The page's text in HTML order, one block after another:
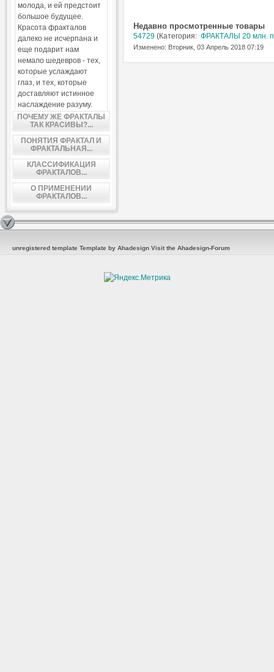
молода, и ей предстоит
большое будущее.
Красота фракталов
далеко не исчерпана и
еще подарит нам
немало шедевров - тех,
которые услаждают
глаз, и тех, которые
доставляют истинное
наслаждение разуму.
ПОЧЕМУ ЖЕ ФРАКТАЛЫ
ТАК КРАСИВЫ?...
ПОНЯТИЯ ФРАКТАЛ И
ФРАКТАЛЬНАЯ...
КЛАССИФИКАЦИЯ
ФРАКТАЛОВ...
О ПРИМЕНЕНИИ
ФРАКТАЛОВ...
Недавно просмотренные товары
54729 (Категория: ФРАКТАЛЫ 20 млн.
Изменено: Вторник, 03 Апрель 2018 07:19
unregistered template Template by Ahadesign Visit the Ahadesign-Forum